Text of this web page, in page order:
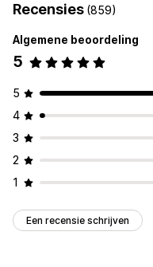
Recensies (859)
Algemene beoordeling
5
5
4
3
2
1
Een recensie schrijven